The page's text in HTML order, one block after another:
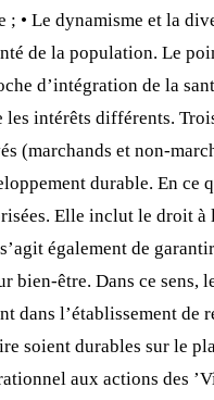
• Le dynamisme et la
de la population. Le
d’intégration de la
intérêts différents.
(marchands et non-
durable. En
Elle inclut le droit
également de
être. Dans ce
dans l’établissement
soient durables sur le
aux actions des